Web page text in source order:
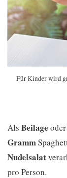
Für Kinder wird
Als Beilage
Gramm
Nudelsalat
pro Person.